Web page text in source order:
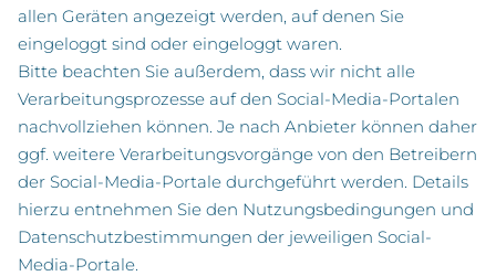
allen Geräten angezeigt werden, auf denen Sie
eingeloggt sind oder eingeloggt waren.
Bitte beachten Sie außerdem, dass wir nicht alle
Verarbeitungsprozesse auf den Social-Media-Portalen
nachvollziehen können. Je nach Anbieter können daher
ggf. weitere Verarbeitungsvorgänge von den Betreibern
der Social-Media-Portale durchgeführt werden. Details
hierzu entnehmen Sie den Nutzungsbedingungen und
Datenschutzbestimmungen der jeweiligen Social-
Media-Portale.